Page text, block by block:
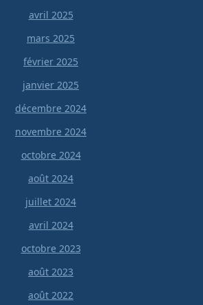
avril 2025
mars 2025
février 2025
janvier 2025
décembre 2024
novembre 2024
octobre 2024
août 2024
juillet 2024
avril 2024
octobre 2023
août 2023
août 2022